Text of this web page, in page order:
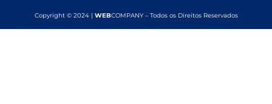
Copyright © 2024 | WEBCOMPANY – Todos os Direitos Reservados